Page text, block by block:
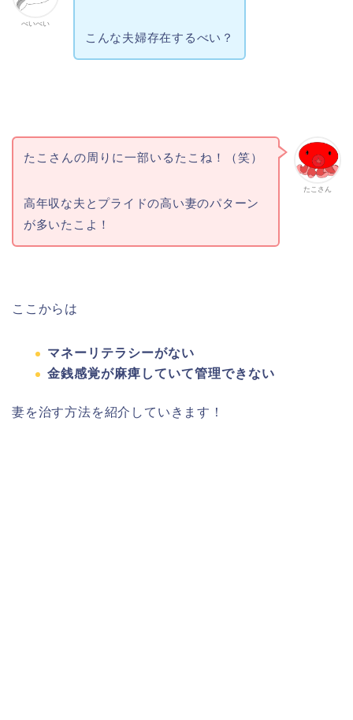
べいべい
こんな夫婦存在するべい？
たこさん
たこさんの周りに一部いるたこね！（笑）
高年収な夫とプライドの高い妻のパターン
が多いたこよ！
ここからは
マネーリテラシーがない
金銭感覚が麻痺していて管理できない
妻を治す方法を紹介していきます！